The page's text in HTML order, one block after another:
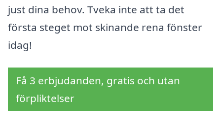
just dina behov. Tveka inte att ta det
första steget mot skinande rena fönster
idag!
Få 3 erbjudanden, gratis och utan
förpliktelser